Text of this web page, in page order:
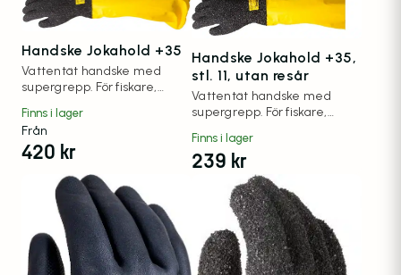
Handske Jokahold +35
Vattentät handske med
supergrepp. För fiskare,
m.m.
Finns i lager
Från
420 kr
Handske Jokahold +35,
stl. 11, utan resår
Vattentät handske med
supergrepp. För fiskare,
m.m. Utan resår.
Finns i lager
239 kr